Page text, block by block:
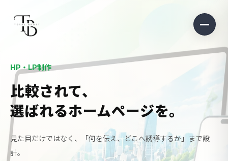
HP・LP制作
比較されて、
選ばれるホームページを。
見た目だけではなく、「何を伝え、どこへ誘導するか」まで設
計。